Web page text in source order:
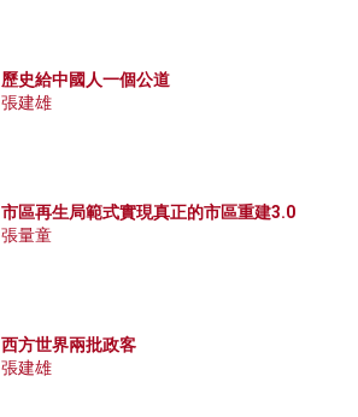
歷史給中國人一個公道
張建雄
市區再生局範式實現真正的市區重建3.0
張量童
西方世界兩批政客
張建雄